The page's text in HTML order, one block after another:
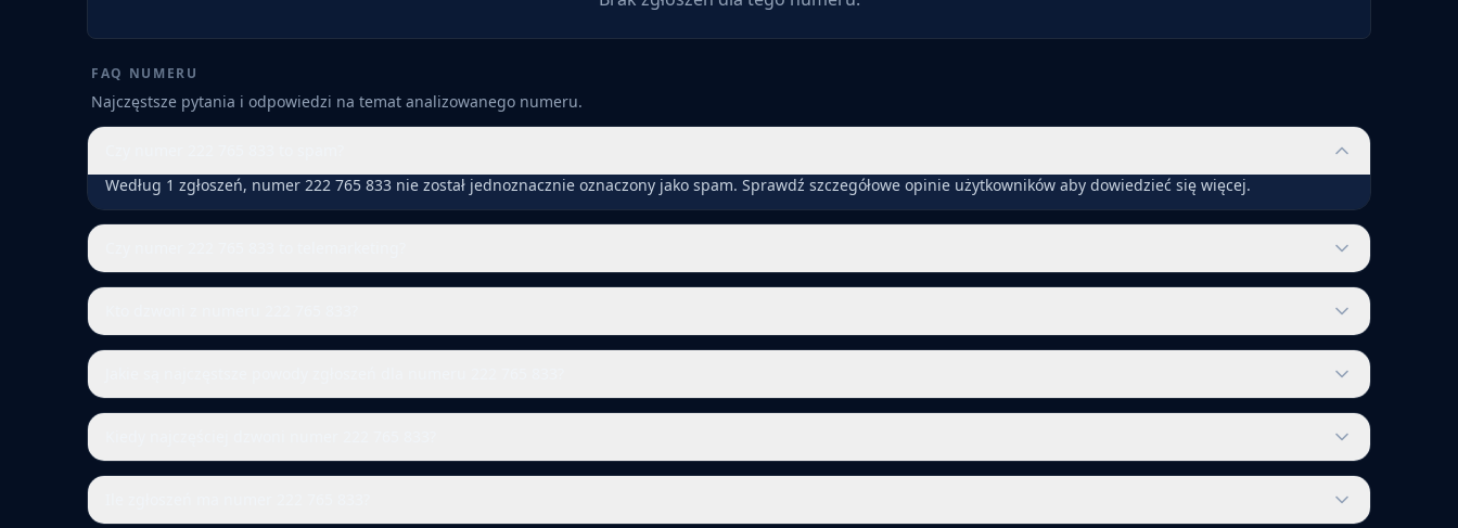
FAQ NUMERU
Najczęstsze pytania i odpowiedzi na temat analizowanego numeru.
Według 1 zgłoszeń, numer 222 765 833 nie został jednoznacznie oznaczony jako spam. Sprawdź szczegółowe opinie użytkowników aby dowiedzieć się więcej.